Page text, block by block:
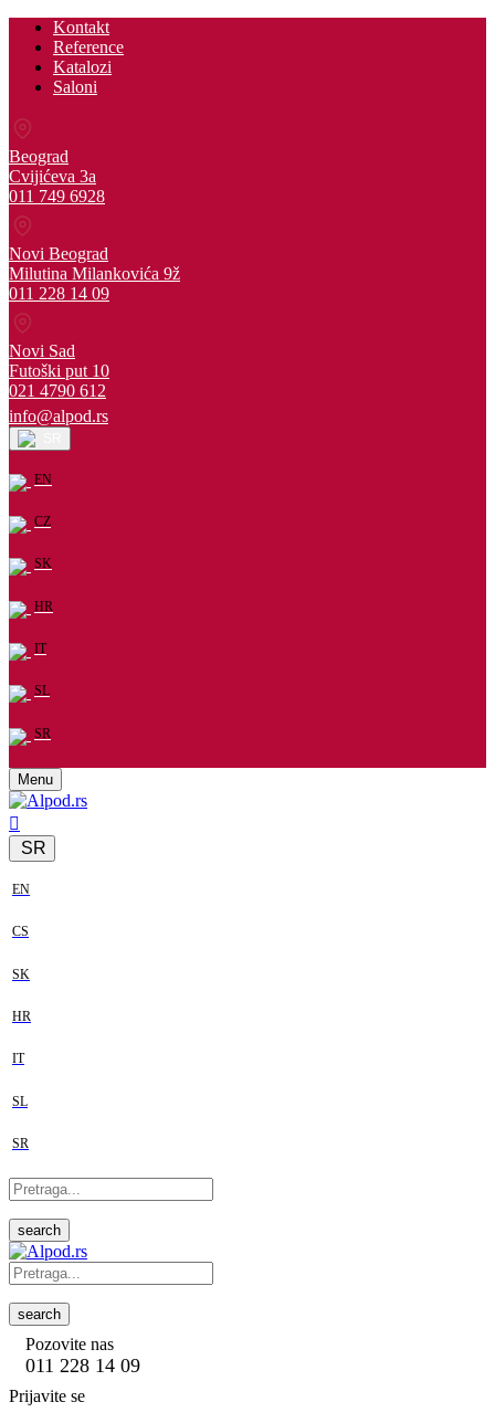
Kontakt
Reference
Katalozi
Saloni
Beograd
Cvijićeva 3a
011 749 6928
Novi Beograd
Milutina Milankovića 9ž
011 228 14 09
Novi Sad
Futoški put 10
021 4790 612
info@alpod.rs
EN
CZ
SK
HR
IT
SL
SR
Menu
SR
EN
CS
SK
HR
IT
SL
SR
search
search
Pozovite nas
011 228 14 09
Prijavite se